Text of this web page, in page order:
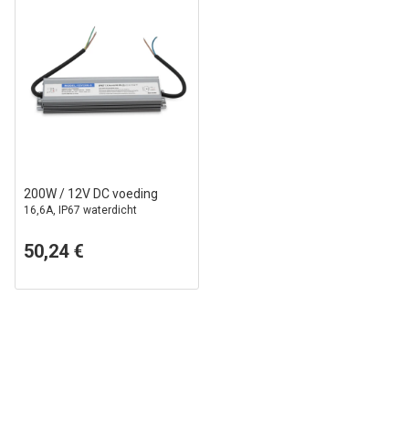
200W / 12V DC voeding
16,6A, IP67 waterdicht
50,24 €